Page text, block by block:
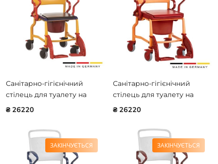
Санітарно-гігієнічний
стілець для туалету на
колесах REBOTEC BONN
₴ 26220
Санітарно-гігієнічний
стілець для туалету на
колесах REBOTEC BONN
₴ 26220
ЗАКІНЧУЄТЬСЯ ЗАКІНЧУЄТЬСЯ